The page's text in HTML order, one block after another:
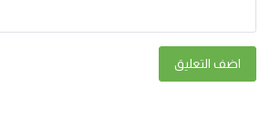
اضف التعليق